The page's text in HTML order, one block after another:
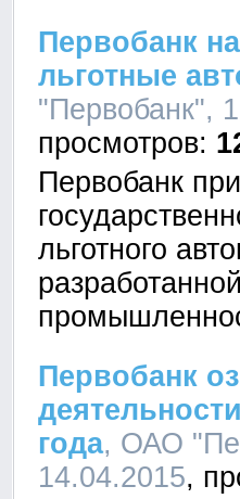
Первобанк
льготные
"Первобанк",
Первобанк
льготного
Первобанк
года, ОАО
14.04.2015